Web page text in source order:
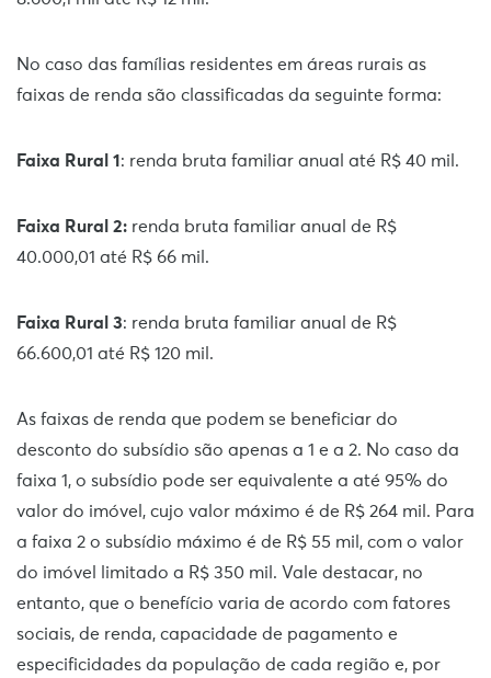
No caso das famílias residentes em áreas rurais as
faixas de renda são classificadas da seguinte forma:
Faixa Rural 1 : renda bruta familiar anual até R$ 40 mil.
Faixa Rural 2: renda bruta familiar anual de R$
40.000,01 até R$ 66 mil.
Faixa Rural 3: renda bruta familiar anual de R$
66.600,01 até R$ 120 mil.
As faixas de renda que podem se beneficiar do
desconto do subsídio são apenas a 1 e a 2. No caso da
faixa 1, o subsídio pode ser equivalente a até 95% do
valor do imóvel, cujo valor máximo é de R$ 264 mil. Para
a faixa 2 o subsídio máximo é de R$ 55 mil, com o valor
do imóvel limitado a R$ 350 mil. Vale destacar, no
entanto, que o benefício varia de acordo com fatores
sociais, de renda, capacidade de pagamento e
especificidades da população de cada região e, por